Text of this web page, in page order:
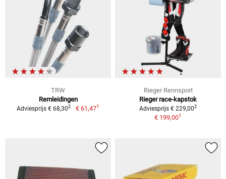
TRW
Remleidingen
Adviesprijs € 68,302 € 61,471
Rieger Rennsport
Rieger race-kapstok
Adviesprijs € 229,002
€ 199,001